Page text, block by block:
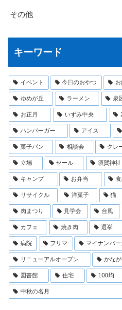
その他
キーワード
イベント 今日のおやつ
ゆめが丘 ラーメン 泉
お正月 いずみ中央
ハンバーガー アイス
菓子パン 相談会 クレ
立場 セール 須賀神社
キャンプ お弁当
リサイクル 洋菓子 猫
肉まつり 見学会 台風
カフェ 焼き肉 選挙
病院 フリマ マイナンバ
リニューアルオープン かな
図書館 住宅 100均
中秋の名月